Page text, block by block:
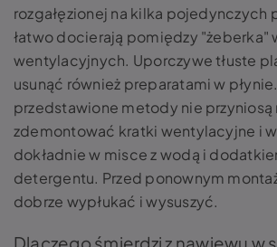
rozgałęzionej na kilka pojedynczych
łatwo docierają pomiędzy "żeberka"
wentylacyjnych. Uporczywe tłuste
usunąć również preparatami w
przedstawione metody nie przyniosą
zdemontować kratki wentylacyjne i
dokładnie w misce z wodą i
detergentu. Przed ponownym
dobrze wypłukać i wysuszyć.